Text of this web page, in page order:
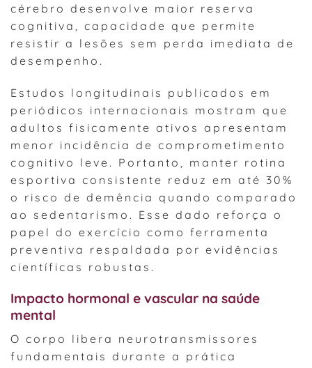
cérebro desenvolve maior reserva
cognitiva, capacidade que permite
resistir a lesões sem perda imediata de
desempenho.
Estudos longitudinais publicados em
periódicos internacionais mostram que
adultos fisicamente ativos apresentam
menor incidência de comprometimento
cognitivo leve. Portanto, manter rotina
esportiva consistente reduz em até 30%
o risco de demência quando comparado
ao sedentarismo. Esse dado reforça o
papel do exercício como ferramenta
preventiva respaldada por evidências
científicas robustas.
Impacto hormonal e vascular na saúde
mental
O corpo libera neurotransmissores
fundamentais durante a prática